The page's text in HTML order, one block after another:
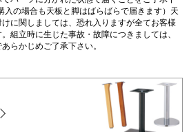
入の場合も天板と脚はばらばらで届きます）天
に関しましては、恐れ入りますが全てお客様
組立時に生じた事故・故障につきましては、
らかじめご了承下さい。